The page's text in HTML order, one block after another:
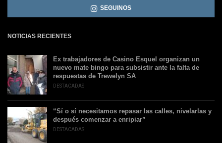
SEGUINOS
NOTICIAS RECIENTES
Ex trabajadores de Casino Esquel organizan un
nuevo mate bingo para subsistir ante la falta de
respuestas de Trewelyn SA
DESTACADAS
“Sí o sí necesitamos repasar las calles, nivelarlas y
después comenzar a enripiar”
DESTACADAS